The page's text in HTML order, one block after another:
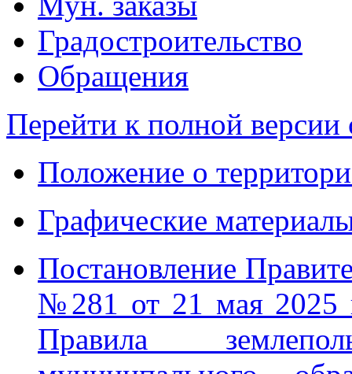
Градостроительство
Обращения
Перейти к полной версии
Положение о
Графические
Постановление
№281 от 21 мая 2025
Правила